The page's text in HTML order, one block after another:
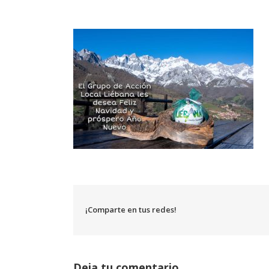
¡Comparte en tus redes!